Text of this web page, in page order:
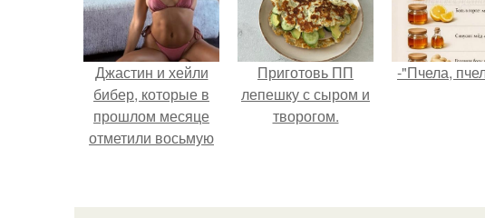
Джастин и хейли
бибер, которые в
прошлом месяце
отметили восьмую
новые фото с
Приготовь ПП
лепешку с сыром и
творогом.
-"Пчела,